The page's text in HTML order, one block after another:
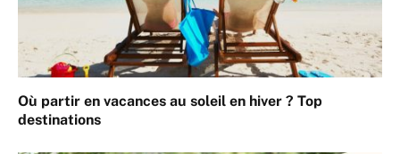
Où partir en vacances au soleil en hiver ? Top
destinations